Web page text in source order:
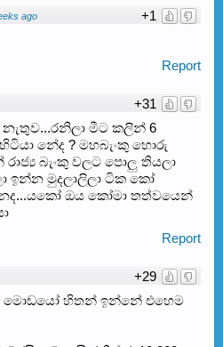
+1
ago
Report
+31
මීට කලින් 6
නේද ? මහබැංකු හොරු
බැංකු වලට පොලු තියලා
ඉන්න මුදලාලිලා ටික කෝ
ඔය කෝමා තත්වයෙන්
Report
+29
මොඩයෝ හිතන් ඉන්නේ එහෙම